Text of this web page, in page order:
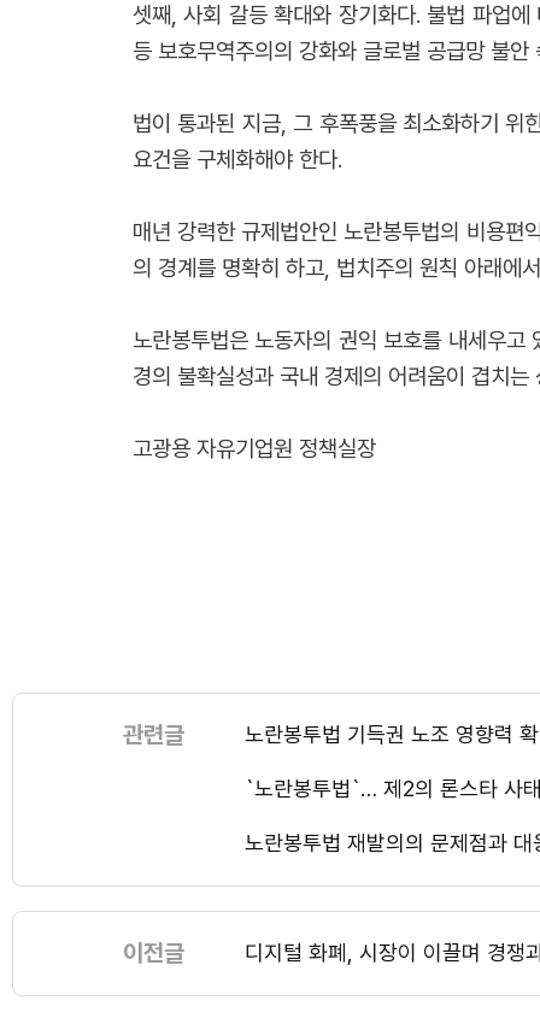
셋째, 사회 갈등 확대와 장기화다. 불법 파업
등 보호무역주의의 강화와 글로벌 공급망 불
법이 통과된 지금, 그 후폭풍을 최소화하기 위
요건을 구체화해야 한다.
매년 강력한 규제법안인 노란봉투법의 비용
의 경계를 명확히 하고, 법치주의 원칙 아래에
노란봉투법은 노동자의 권익 보호를 내세우
경의 불확실성과 국내 경제의 어려움이 겹치
고광용 자유기업원 정책실장
관련글 노란봉투법 기득권 노조 영향력
`노란봉투법`… 제2의 론스타 사
노란봉투법 재발의의 문제점과 대
이전글 디지털 화폐, 시장이 이끌며 경쟁